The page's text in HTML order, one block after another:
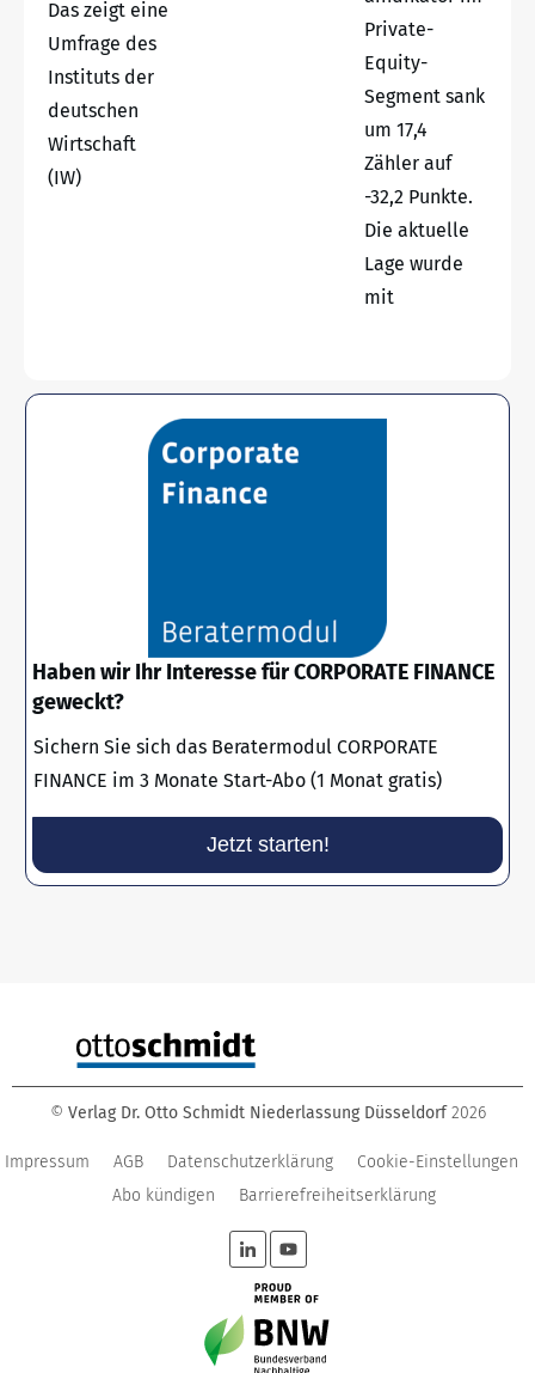
Das zeigt eine
Umfrage des
Instituts der
deutschen
Wirtschaft
(IW)
Private-
Equity-
Segment sank
um 17,4
Zähler auf
-32,2 Punkte.
Die aktuelle
Lage wurde
mit
Haben wir Ihr Interesse für CORPORATE FINANCE
geweckt?
Sichern Sie sich das Beratermodul CORPORATE
FINANCE im 3 Monate Start-Abo (1 Monat gratis)
Jetzt starten!
© Verlag Dr. Otto Schmidt Niederlassung Düsseldorf 2026
Impressum AGB Datenschutzerklärung
Cookie-Einstellungen
Abo kündigen
Barrierefreiheitserklärung